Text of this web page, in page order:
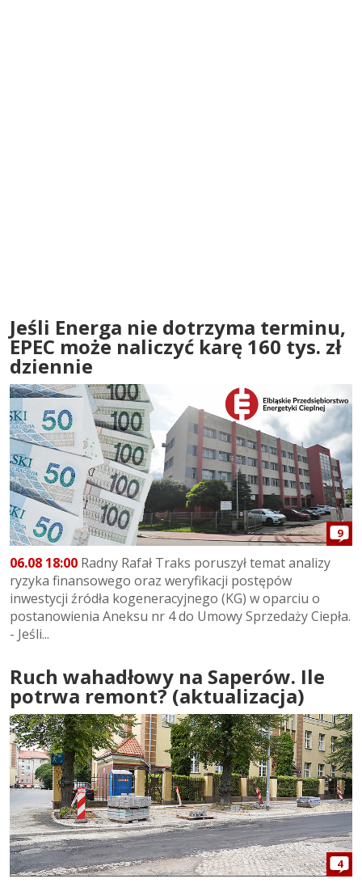
Jeśli Energa nie dotrzyma terminu,
EPEC może naliczyć karę 160 tys. zł
dziennie
9
06.08 18:00 Radny Rafał Traks poruszył temat analizy
ryzyka finansowego oraz weryfikacji postępów
inwestycji źródła kogeneracyjnego (KG) w oparciu o
postanowienia Aneksu nr 4 do Umowy Sprzedaży Ciepła.
- Jeśli...
Ruch wahadłowy na Saperów. Ile
potrwa remont? (aktualizacja)
4